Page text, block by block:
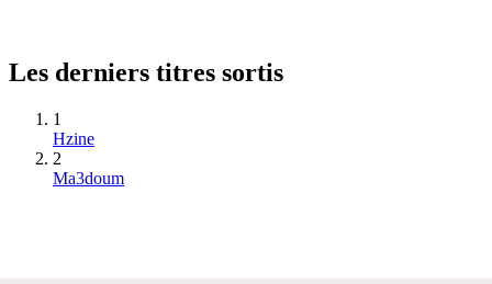
Les derniers titres sortis
1
Hzine
2
Ma3doum